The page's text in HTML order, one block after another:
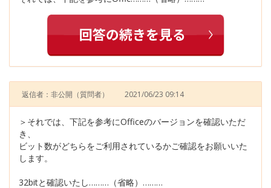
返信者：非公開 （質問者） 2021/06/23 09:14
＞それでは、下記を参考にOfficeのバージョンを確認いただ
き、
ビット数がどちらをご利用されているかご確認をお願いいた
します。
32bitと確認いたし………（省略）………